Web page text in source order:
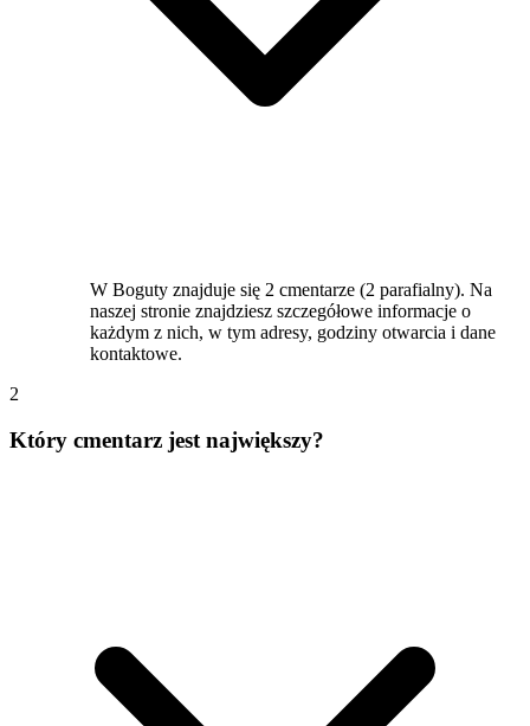
W Boguty znajduje się 2 cmentarze (2 parafialny). Na
naszej stronie znajdziesz szczegółowe informacje o
każdym z nich, w tym adresy, godziny otwarcia i dane
kontaktowe.
2
Który cmentarz jest największy?